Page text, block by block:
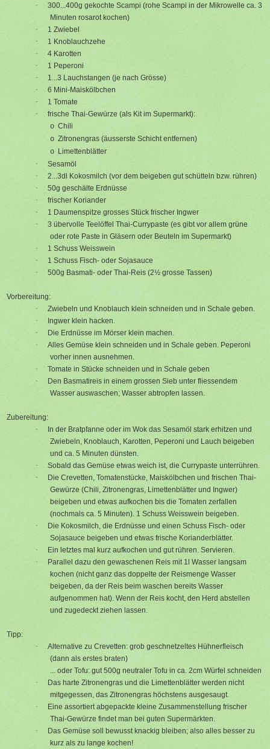
·
300...400g gekochte Scampi (rohe Scampi in der Mikrowelle ca. 3
Minuten rosarot kochen)
·
1 Zwiebel
·
1 Knoblauchzehe
·
4 Karotten
·
1 Peperoni
·
1...3 Lauchstangen (je nach Grösse)
·
6 Mini-Maiskölbchen
·
1 Tomate
·
frische Thai-Gewürze (als Kit im Supermarkt):
o Chili
o Zitronengras (äusserste Schicht entfernen)
o Limettenblätter
·
Sesamöl
·
2...3dl Kokosmilch (vor dem beigeben gut schütteln bzw. rühren)
·
50g geschälte Erdnüsse
·
frischer Koriander
·
1 Daumenspitze grosses Stück frischer Ingwer
·
3 übervolle Teelöffel Thai-Currypaste (es gibt vor allem grüne
oder rote Paste in Gläsern oder Beuteln im Supermarkt)
·
1 Schuss Weisswein
·
1 Schuss Fisch- oder Sojasauce
·
500g Basmati- oder Thai-Reis (2½ grosse Tassen)
Vorbereitung:
·
Zwiebeln und Knoblauch klein schneiden und in Schale geben.
·
Ingwer klein hacken.
·
Die Erdnüsse im Mörser klein machen.
·
Alles Gemüse klein schneiden und in Schale geben. Peperoni
vorher innen ausnehmen.
·
Tomate in Stücke schneiden und in Schale geben
·
Den Basmatireis in einem grossen Sieb unter fliessendem
Wasser auswaschen; Wasser abtropfen lassen.
Zubereitung:
·
In der Bratpfanne oder im Wok das Sesamöl stark erhitzen und
Zwiebeln, Knoblauch, Karotten, Peperoni und Lauch beigeben
und ca. 5 Minuten dünsten.
·
Sobald das Gemüse etwas weich ist, die Currypaste unterrühren.
·
Die Crevetten, Tomatenstücke, Maiskölbchen und frischen Thai-
Gewürze (Chili, Zitronengras, Limettenblätter und Ingwer)
beigeben und etwas aufkochen bis die Tomaten zerfallen
(nochmals ca. 5 Minuten). 1 Schuss Weisswein beigeben.
·
Die Kokosmilch, die Erdnüsse und einen Schuss Fisch- oder
Sojasauce beigeben und etwas frische Korianderblätter.
·
Ein letztes mal kurz aufkochen und gut rühren. Servieren.
·
Parallel dazu den gewaschenen Reis mit 1l Wasser langsam
kochen (nicht ganz das doppelte der Reismenge Wasser
beigeben, da der Reis beim waschen bereits Wasser
aufgenommen hat). Wenn der Reis kocht, den Herd abstellen
und zugedeckt ziehen lassen.
Tipp:
·
Alternative zu Crevetten: grob geschnetzeltes Hühnerfleisch
(dann als erstes braten)
... oder Tofu: gut 500g neutraler Tofu in ca. 2cm Würfel schneiden
·
Das harte Zitronengras und die Limettenblätter werden nicht
mitgegessen, das Zitronengras höchstens ausgesaugt.
·
Eine assortiert abgepackte kleine Zusammenstellung frischer
Thai-Gewürze findet man bei guten Supermärkten.
·
Das Gemüse soll bewusst knackig bleiben; also alles besser zu
kurz als zu lange kochen!